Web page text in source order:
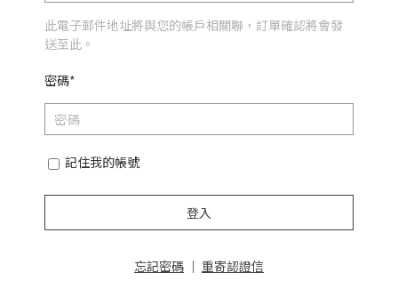
此電子郵件地址將與您的帳戶相關聯，訂單確認將會發
送至此。
密碼*
記住我的帳號
登入
忘記密碼 ｜ 重寄認證信